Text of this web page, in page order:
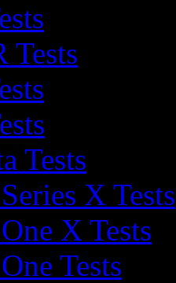
Tests
Tests
X Tests
X Tests
Tests